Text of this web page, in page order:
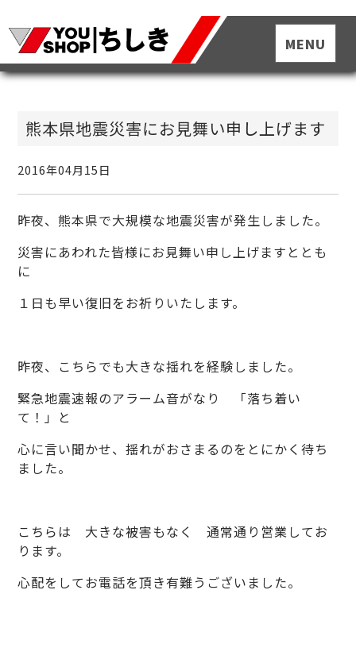
熊本県地震災害にお見舞い申し上げます
2016年04月15日
昨夜、熊本県で大規模な地震災害が発生しました。
災害にあわれた皆様にお見舞い申し上げますととも
に
１日も早い復旧をお祈りいたします。
昨夜、こちらでも大きな揺れを経験しました。
緊急地震速報のアラーム音がなり 「落ち着い
て！」と
心に言い聞かせ、揺れがおさまるのをとにかく待ち
ました。
こちらは 大きな被害もなく 通常通り営業してお
ります。
心配をしてお電話を頂き有難うございました。